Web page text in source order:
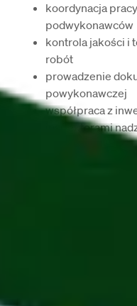
koordynacja
podwykonawców
kontrola jakości i
robót
prowadzenie
powykonawczej
współpraca z
inspektorami
Job
wykształcenie
doświadczenie